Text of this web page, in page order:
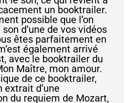
un booktrailer.
possible que l’on
d’une de vos vidéos
êtes parfaitement en
également arrivé
avec le booktrailer du
Maître, mon amour.
de ce booktrailer,
extrait d’une
du requiem de Mozart,